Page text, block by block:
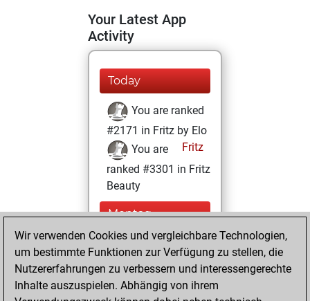
Your Latest App
Activity
Today
You are ranked
#2171 in Fritz by Elo
Fritz
You are
ranked #3301 in Fritz
Beauty
Montag,
September 2,
2024
You won
against Fritz
Fritz
Wir verwenden Cookies und vergleichbare Technologien,
um bestimmte Funktionen zur Verfügung zu stellen, die
Nutzererfahrungen zu verbessern und interessengerechte
Inhalte auszuspielen. Abhängig von ihrem